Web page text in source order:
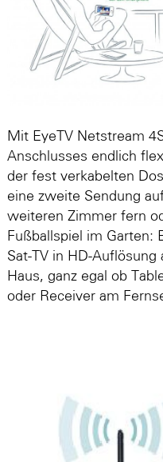
Mit EyeTV Netstream
Anschlusses endlich
der fest verkabelten
eine zweite Sendung
weiteren Zimmer fern
Fußballspiel im Garten:
Sat-TV in HD-
Haus, ganz egal ob
oder Receiver am